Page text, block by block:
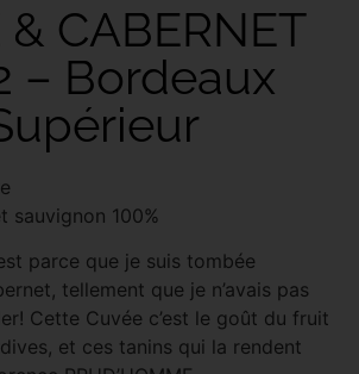
& CABERNET
– Bordeaux
sauvignon 100%
parce que je suis tombée
tellement que je n’avais pas
Cette Cuvée c’est le goût du fruit
et ces tanins qui la rendent